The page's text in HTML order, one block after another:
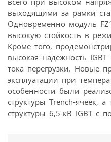
выходящими за рамки
Одновременно модуль
высокую стойкость в
Кроме того,
высокая надежность
тока перегрузки. Новые
эксплуатации при
особенности были
структуры Trench-ячеек,
структуры 6,5-кВ IGBT с